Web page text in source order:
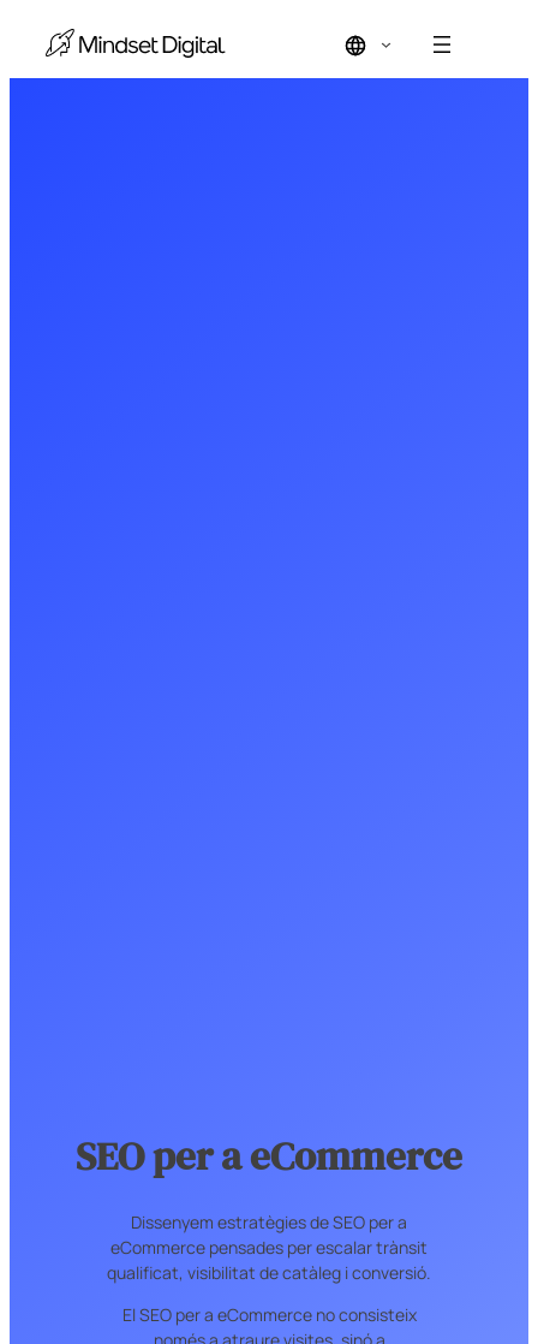
SEO per a eCommerce
Dissenyem estratègies de SEO per a
eCommerce pensades per escalar trànsit
qualificat, visibilitat de catàleg i conversió.
El SEO per a eCommerce no consisteix